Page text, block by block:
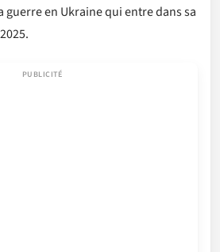
guerre en Ukraine qui entre dans sa